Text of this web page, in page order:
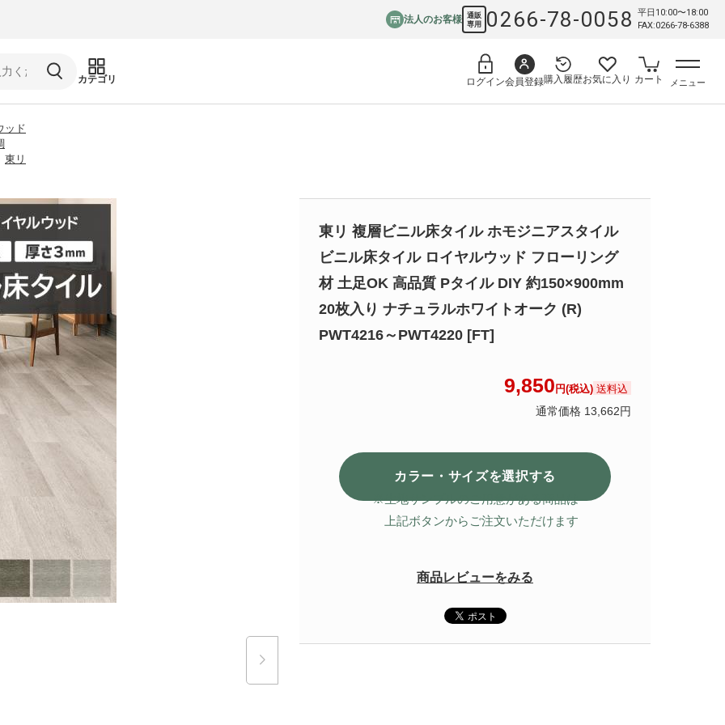
法人のお客様 通販
専用
0266-78-0058
平日10:00〜18:00
FAX:0266-78-6388
カテゴリ ログイン会員登録購入履歴お気に入り カート メニュー
ッド
東リ
東リ 複層ビニル床タイル ホモジニアスタイル
ビニル床タイル ロイヤルウッド フローリング
材 土足OK 高品質 Pタイル DIY 約150×900mm
20枚入り ナチュラルホワイトオーク (R)
PWT4216～PWT4220 [FT]
9,850 円(税込) 送料込
通常価格 13,662円
カラー・サイズを選択する
※生地サンプルのご用意がある商品は
上記ボタンからご注文いただけます
商品レビューをみる